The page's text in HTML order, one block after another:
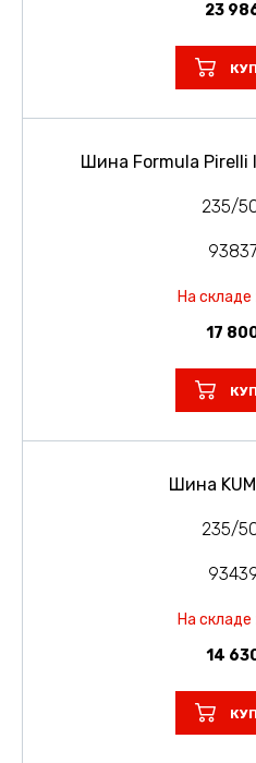
23
Шина Formula Pirelli
235/
На складе
17
Шина
235/
На складе
14